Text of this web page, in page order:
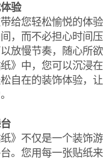
验
给您轻松愉悦的体
，而不必担心时间
放慢节奏，随心所
纸》中，您可以沉浸
自在的装饰体验，
纸》不仅是一个装饰
。您用每一张贴纸